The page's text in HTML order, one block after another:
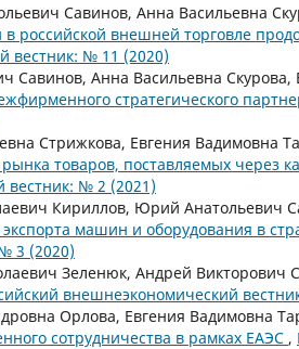
Савинов, Анна Васильевна
в российской внешней торговле
вестник: № 11 (2020)
Савинов, Анна Васильевна Скурова,
стратегического
Стрижкова, Евгения Вадимовна
товаров, поставляемых через
вестник: № 2 (2021)
Кириллов, Юрий Анатольевич
машин и оборудования в
3 (2020)
Зеленюк, Андрей Викторович
внешнеэкономический
Орлова, Евгения Вадимовна
сотрудничества в рамках ЕАЭС ,